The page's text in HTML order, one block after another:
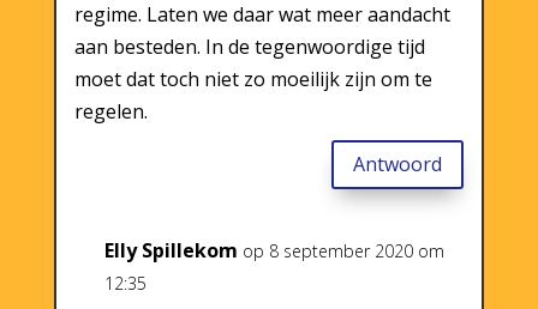
regime. Laten we daar wat meer aandacht
aan besteden. In de tegenwoordige tijd
moet dat toch niet zo moeilijk zijn om te
regelen.
Antwoord
Elly Spillekom op 8 september 2020 om
12:35